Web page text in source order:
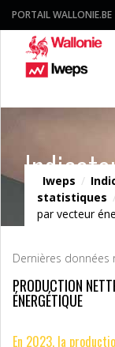
PORTAIL WALLONIE.BE
Iweps /
statistiques
par vecteur
Dernières données
PRODUCTION
ÉNERGÉTIQUE
En 2023, la